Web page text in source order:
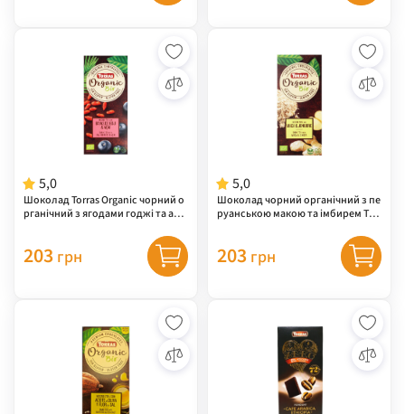
5,0
Шоколад Torras Organic чорний о
рганічний з ягодами годжі та аса
203 грн
5,0
Шоколад чорний органічний з пе
руанською макою та імбирем Torr
203 грн